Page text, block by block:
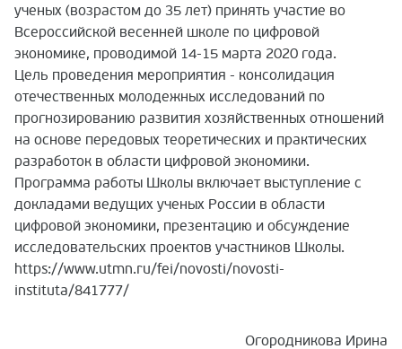
ученых (возрастом до 35 лет) принять участие во
Всероссийской весенней школе по цифровой
экономике, проводимой 14-15 марта 2020 года.
Цель проведения мероприятия - консолидация
отечественных молодежных исследований по
прогнозированию развития хозяйственных отношений
на основе передовых теоретических и практических
разработок в области цифровой экономики.
Программа работы Школы включает выступление с
докладами ведущих ученых России в области
цифровой экономики, презентацию и обсуждение
исследовательских проектов участников Школы.
https://www.utmn.ru/fei/novosti/novosti-
instituta/841777/
Огородникова Ирина